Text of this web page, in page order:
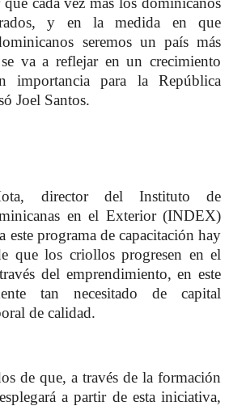
y en la medida en que
seremos un país más
va a reflejar en un crecimiento
importancia para la República
Joel Santos.
director del Instituto de
en el Exterior (INDEX)
este programa de capacitación hay
que los criollos progresen en el
del emprendimiento, en este
tan necesitado de capital
de calidad.
de que, a través de la formación
a partir de esta iniciativa,